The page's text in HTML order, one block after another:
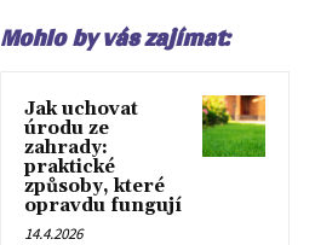
Mohlo by vás zajímat:
Jak uchovat
úrodu ze
zahrady:
praktické
způsoby, které
opravdu fungují
14.4.2026